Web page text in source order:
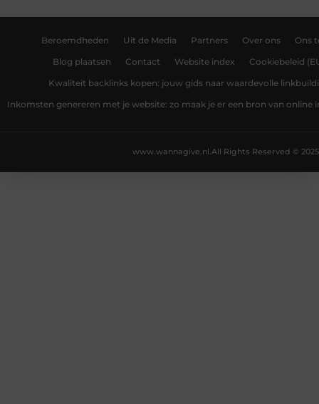
Beroemdheden Uit de Media Partners Over ons Ons
Blog plaatsen Contact Website index Cookiebeleid
Kwaliteit backlinks kopen: jouw gids naar waardevolle
Inkomsten genereren met je website: zo maak je er een bron van online
All Rights Reserved © 2025
www.wannagive.nl.